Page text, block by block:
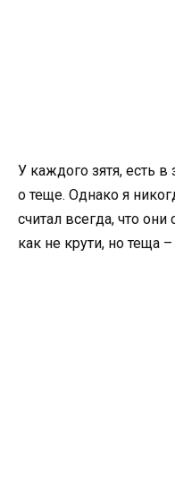
У каждого зятя, есть в
о теще. Однако я
считал всегда, что
как не крути, но теща